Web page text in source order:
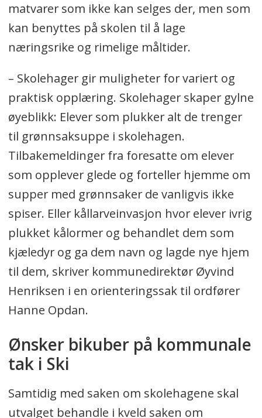
matvarer som ikke kan selges der, men som
kan benyttes på skolen til å lage
næringsrike og rimelige måltider.
– Skolehager gir muligheter for variert og
praktisk opplæring. Skolehager skaper gylne
øyeblikk: Elever som plukker alt de trenger
til grønnsaksuppe i skolehagen.
Tilbakemeldinger fra foresatte om elever
som opplever glede og forteller hjemme om
supper med grønnsaker de vanligvis ikke
spiser. Eller kållarveinvasjon hvor elever ivrig
plukket kålormer og behandlet dem som
kjæledyr og ga dem navn og lagde nye hjem
til dem, skriver kommunedirektør Øyvind
Henriksen i en orienteringssak til ordfører
Hanne Opdan.
Ønsker bikuber på kommunale
tak i Ski
Samtidig med saken om skolehagene skal
utvalget behandle i kveld saken om